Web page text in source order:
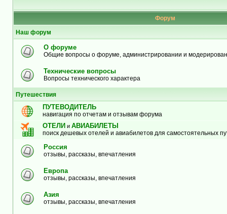
Форум
Наш форум
О форуме
Общие вопросы о форуме, администрировании и
Технические вопросы
Вопросы технического характера
Путешествия
ПУТЕВОДИТЕЛЬ
навигация по отчетам и отзывам форума
ОТЕЛИ и АВИАБИЛЕТЫ
поиск дешевых отелей и авиабилетов для самостоятельных
Россия
отзывы, рассказы, впечатления
Европа
отзывы, рассказы, впечатления
Азия
отзывы, рассказы, впечатления